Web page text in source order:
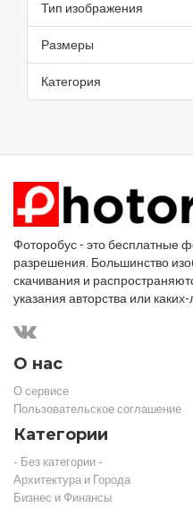
Тип изображения
Размеры
Категория
Фоторобус - это бесплатные
разрешения. Большинство
скачивания и
указания авторства или
О нас
О сервисе
Пользовательское соглашение
Категории
- Без категории -
Архитектура и Города
Бизнес и Финансы